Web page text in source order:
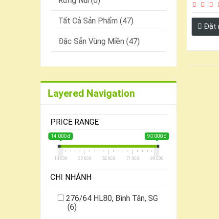
Tất Cả Sản Phẩm (47)
Đặc Sản Vùng Miền (47)
Layered Navigation
PRICE RANGE
14 000 đ 90 000 đ
14 000 33 000 52 000 71 000 90 000
CHI NHÁNH
276/64 HL80, Bình Tân, SG
(6)
Đặt